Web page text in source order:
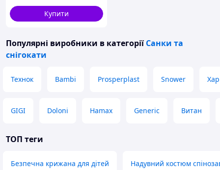
Купити
Популярні виробники в категорії Санки та
снігокати
Технок Bambi Prosperplast Snower
GIGI Doloni Hamax Generic Витан
ТОП теги
Безпечна крижана для дітей Надувний костюм